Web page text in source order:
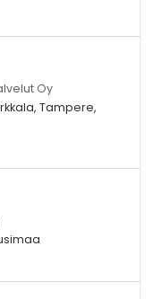
Oy
Tampere,